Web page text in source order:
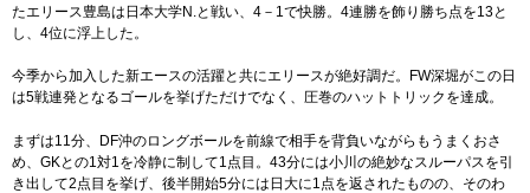
たエリース豊島は日本大学N.と戦い、4－1で快勝。4連勝を飾り勝ち点を13と
し、4位に浮上した。
今季から加入した新エースの活躍と共にエリースが絶好調だ。FW深堀がこの日
は5戦連発となるゴールを挙げただけでなく、圧巻のハットトリックを達成。
まずは11分、DF沖のロングボールを前線で相手を背負いながらもうまくおさ
め、GKとの1対1を冷静に制して1点目。43分には小川の絶妙なスルーパスを引
き出して2点目を挙げ、後半開始5分には日大に1点を返されたものの、そのわ